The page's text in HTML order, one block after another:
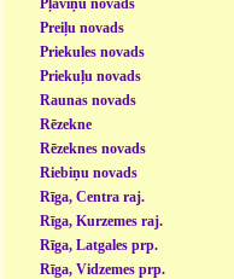
Preiļu novads
Priekules novads
Priekuļu novads
Raunas novads
Rēzekne
Rēzeknes novads
Riebiņu novads
Rīga, Centra raj.
Rīga, Kurzemes raj.
Rīga, Latgales prp.
Rīga, Vidzemes prp.